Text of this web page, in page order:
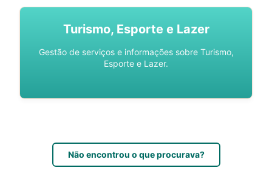
Turismo, Esporte e Lazer
Gestão de serviços e informações sobre Turismo,
Esporte e Lazer.
Não encontrou o que procurava?